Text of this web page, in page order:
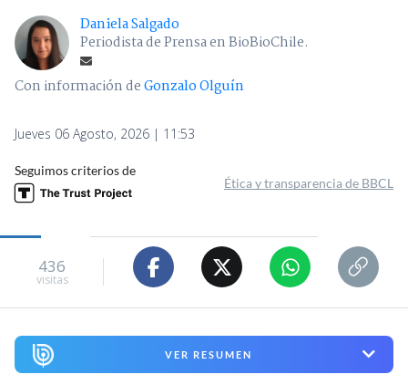
Daniela Salgado
Periodista de Prensa en BioBioChile.
Con información deGonzalo Olguín
Jueves 06 Agosto, 2026 | 11:53
Seguimos criterios de
Ética y transparencia de BBCL
436
visitas
VER RESUMEN